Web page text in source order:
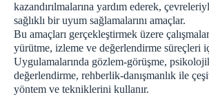
kazandırılmalarına yardım ederek,
sağlıklı bir uyum sağlamalarını amaçlar.
Bu amaçları gerçekleştirmek üzere
yürütme, izleme ve değerlendirme süreçleri
Uygulamalarında gözlem-görüşme,
değerlendirme, rehberlik-danışmanlık ile
yöntem ve tekniklerini kullanır.